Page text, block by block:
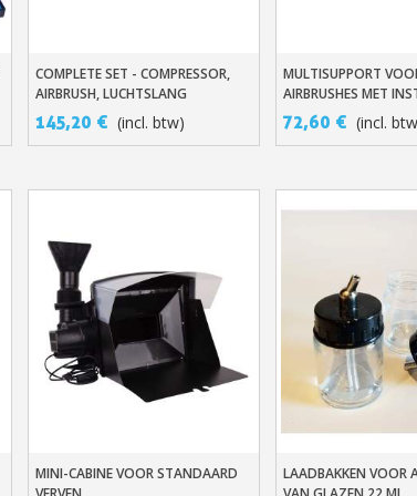
Levering binnen
Betaling in 4x gratis
Je online offerte
Deel je creaties en
Verzamel
Retourneer
In Winkelwagen
COMPLETE SET - COMPRESSOR,
AIRBRUSH, LUCHTSLANG
145,20 € (incl. btw)
In
MULTISUPPORT
AIRBRUSHES MET
PERSLUCHTTOEVOER
72,60 € (incl.
In Winkelwagen
MINI-CABINE VOOR STANDAARD
In
LAADBAKKEN VOOR